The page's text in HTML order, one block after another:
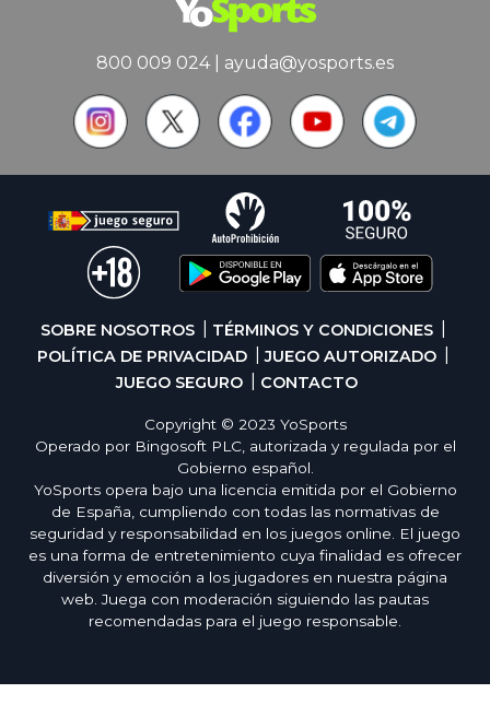
800 009 024| ayuda@yosports.es
SOBRE NOSOTROS
TÉRMINOS Y CONDICIONES
POLÍTICA DE PRIVACIDAD
JUEGO AUTORIZADO
JUEGO SEGURO
CONTACTO
Copyright © 2023 YoSports
Operado por Bingosoft PLC, autorizada y regulada por el
Gobierno español.
YoSports opera bajo una licencia emitida por el Gobierno
de España, cumpliendo con todas las normativas de
seguridad y responsabilidad en los juegos online. El juego
es una forma de entretenimiento cuya finalidad es ofrecer
diversión y emoción a los jugadores en nuestra página
web. Juega con moderación siguiendo las pautas
recomendadas para el juego responsable.